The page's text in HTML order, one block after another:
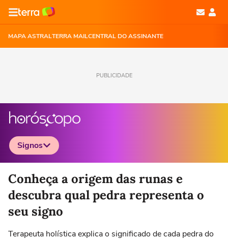
MAPA ASTRALTERRA MAILCENTRAL DO ASSINANTE
PUBLICIDADE
Signos
Selecione o signo para ver as notícias
Áries
21/03 a 20/04 21/04 a 20/05 21/05 a 20/06 21/06 a 21/07
Conheça a origem das runas e
descubra qual pedra representa o
seu signo
Terapeuta holística explica o significado de cada pedra do